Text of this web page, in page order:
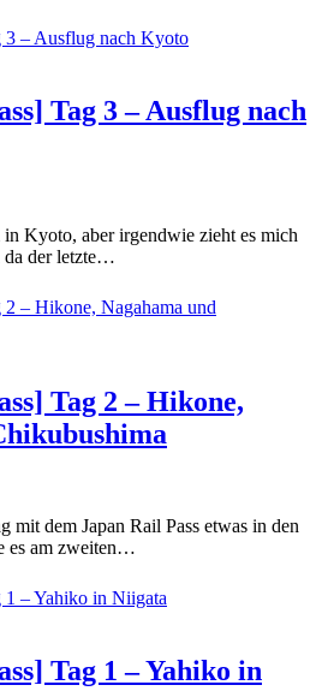
Tag 3 – Ausflug nach
Kyoto, aber irgendwie zieht es mich
da der letzte…
Tag 2 – Hikone,
mit dem Japan Rail Pass etwas in den
es am zweiten…
Tag 1 – Yahiko in